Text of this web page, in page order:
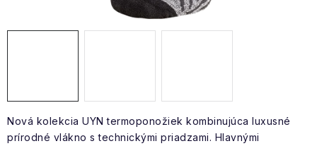
Nová kolekcia UYN termoponožiek kombinujúca luxusné
prírodné vlákno s technickými priadzami. Hlavnými